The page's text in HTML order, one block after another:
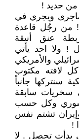
من حديد !
ماجرى ويجري في
! من رجُل قاعدة
عنق أنيقة
! ولا احد يأتي
والأمريكي
لافته مكتوب
سنتركها جانباً
سخريات سابقة
وكل حسب
تشتم نفس
!
بدأت تحصل . لا